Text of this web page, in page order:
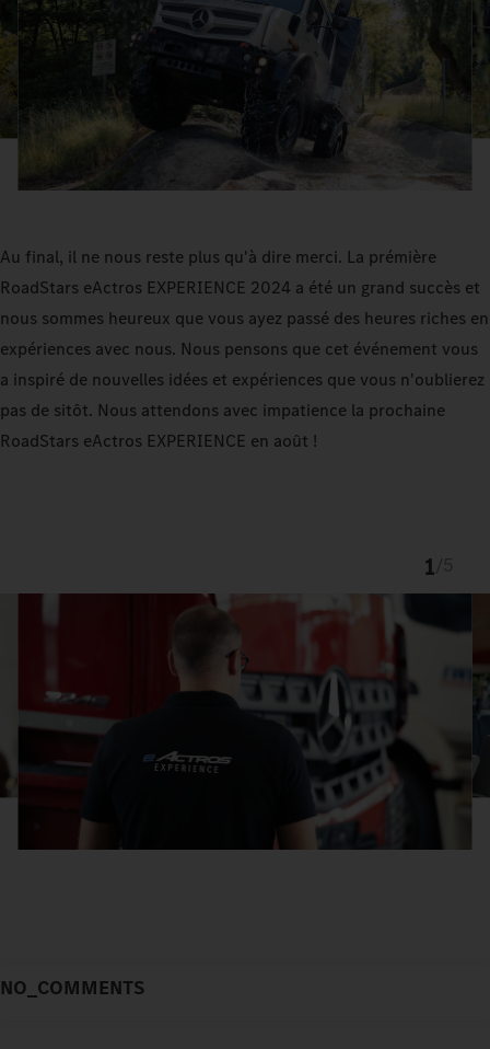
Au final, il ne nous reste plus qu'à dire merci. La prémière
RoadStars eActros EXPERIENCE 2024 a été un grand succès et
nous sommes heureux que vous ayez passé des heures riches en
expériences avec nous. Nous pensons que cet événement vous
a inspiré de nouvelles idées et expériences que vous n'oublierez
pas de sitôt. Nous attendons avec impatience la prochaine
RoadStars eActros EXPERIENCE en août !
1
NO_COMMENTS